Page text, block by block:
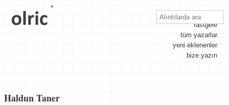
*
nedir?
rastgele
tüm yazarlar
yeni eklenenler
bize yazın
Haldun Taner